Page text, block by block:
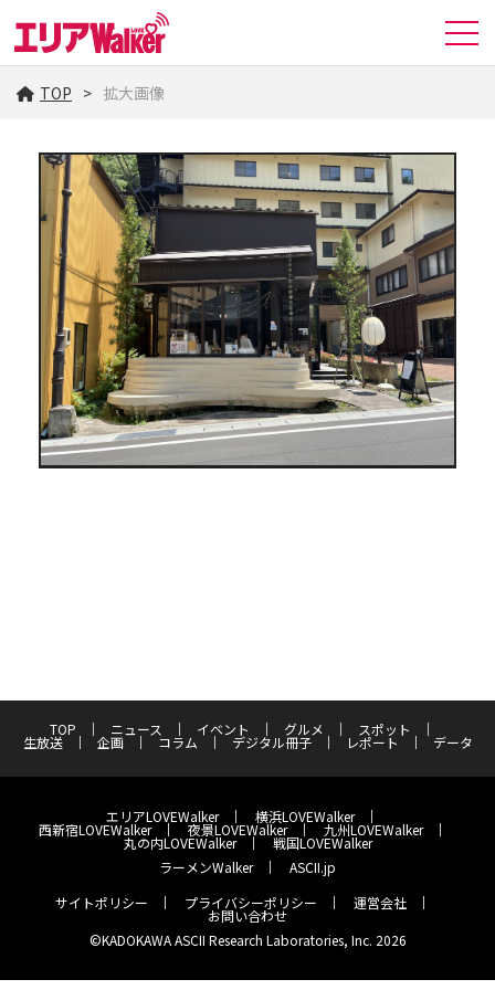
TOP 拡大画像
TOP ニュース イベント グルメ スポット
生放送 企画 コラム デジタル冊子 レポート データ
エリアLOVEWalker 横浜LOVEWalker
西新宿LOVEWalker 夜景LOVEWalker 九州LOVEWalker
丸の内LOVEWalker
戦国LOVEWalker
ラーメンWalker
ASCII.jp
サイトポリシー
プライバシーポリシー 運営会社
お問い合わせ
©KADOKAWA ASCII Research Laboratories, Inc. 2026